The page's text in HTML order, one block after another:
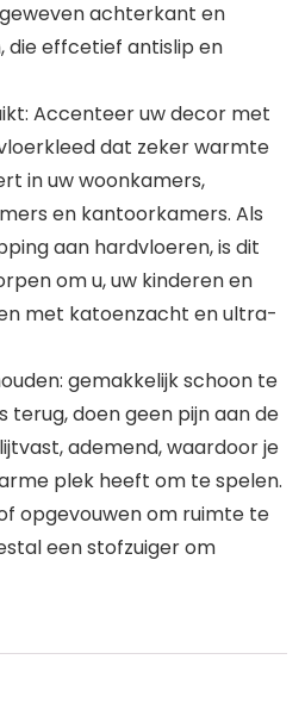
achterkant en
die effcetief antislip en
Accenteer uw decor met
dat zeker warmte
in uw woonkamers,
en kantoorkamers. Als
aan hardvloeren, is dit
om u, uw kinderen en
met katoenzacht en ultra-
gemakkelijk schoon te
terug, doen geen pijn aan de
ademend, waardoor je
plek heeft om te spelen.
opgevouwen om ruimte te
een stofzuiger om